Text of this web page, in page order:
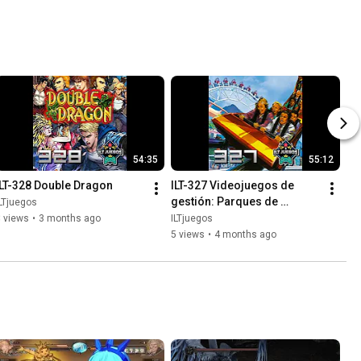
54:35
ILT-328 Double Dragon
ILTjuegos
views • 3 months ago
55:12
ILT-327 Videojuegos de
gestión: Parques de
atracciones
ILTjuegos
5 views • 4 months ago